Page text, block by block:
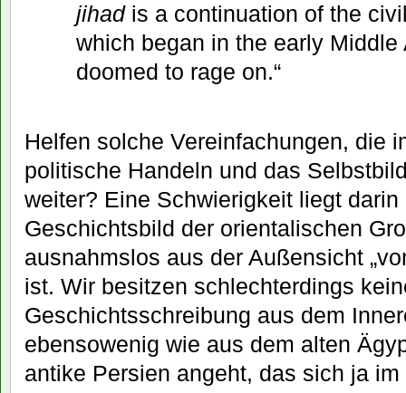
jihad is a continuation of the
which began in the early
doomed to rage on.“
Helfen solche Vereinfachungen, die
politische Handeln und das
weiter? Eine Schwierigkeit liegt
Geschichtsbild der orientalischen
ausnahmslos aus der Außensicht
ist. Wir besitzen schlechterdings
Geschichtsschreibung aus dem
ebensowenig wie aus dem alten
antike Persien angeht, das sich ja